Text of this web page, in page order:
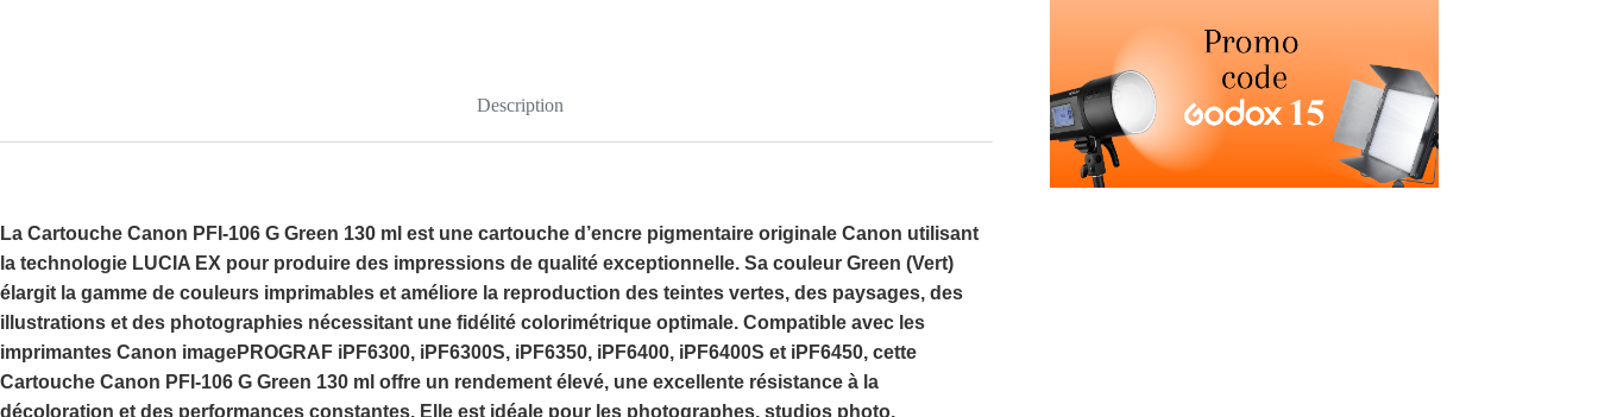
Description
La Cartouche Canon PFI-106 G Green 130 ml est une cartouche d’encre pigmentaire originale Canon utilisant
la technologie LUCIA EX pour produire des impressions de qualité exceptionnelle. Sa couleur Green (Vert)
élargit la gamme de couleurs imprimables et améliore la reproduction des teintes vertes, des paysages, des
illustrations et des photographies nécessitant une fidélité colorimétrique optimale. Compatible avec les
imprimantes Canon imagePROGRAF iPF6300, iPF6300S, iPF6350, iPF6400, iPF6400S et iPF6450, cette
Cartouche Canon PFI-106 G Green 130 ml offre un rendement élevé, une excellente résistance à la
décoloration et des performances constantes. Elle est idéale pour les photographes, studios photo,